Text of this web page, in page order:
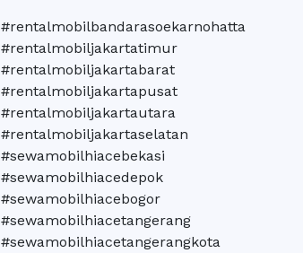
#rentalmobilbandarasoekarnohatta
#rentalmobiljakartatimur
#rentalmobiljakartabarat
#rentalmobiljakartapusat
#rentalmobiljakartautara
#rentalmobiljakartaselatan
#sewamobilhiacebekasi
#sewamobilhiacedepok
#sewamobilhiacebogor
#sewamobilhiacetangerang
#sewamobilhiacetangerangkota